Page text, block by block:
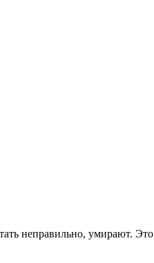
неправильно, умирают.